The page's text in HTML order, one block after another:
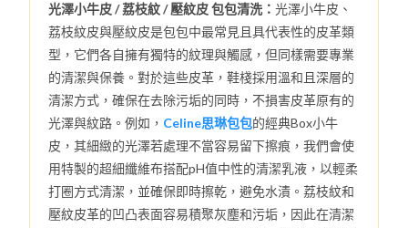
光澤小牛皮 / 荔枝紋 / 壓紋皮 包包清洗：光澤小牛皮、
荔枝紋皮與壓紋皮是包包中最常見且具代表性的皮革類
型，它們各自擁有獨特的紋理與觸感，但同樣需要專業
的清潔與保養。對於這些皮革，鞋棧採用溫和且深層的
清潔方式，確保在去除污垢的同時，不損害皮革原有的
光澤與紋路。例如， Celine思琳包包的經典Box小牛
皮，其細緻的光澤若處理不當容易留下擦痕，我們會使
用特製的超細纖維布搭配pH值中性的清潔乳液，以輕柔
打圈方式清潔，並確保即時擦乾，避免水漬。荔枝紋和
壓紋皮革的凹凸表面容易積聚灰塵和污垢，因此在清潔